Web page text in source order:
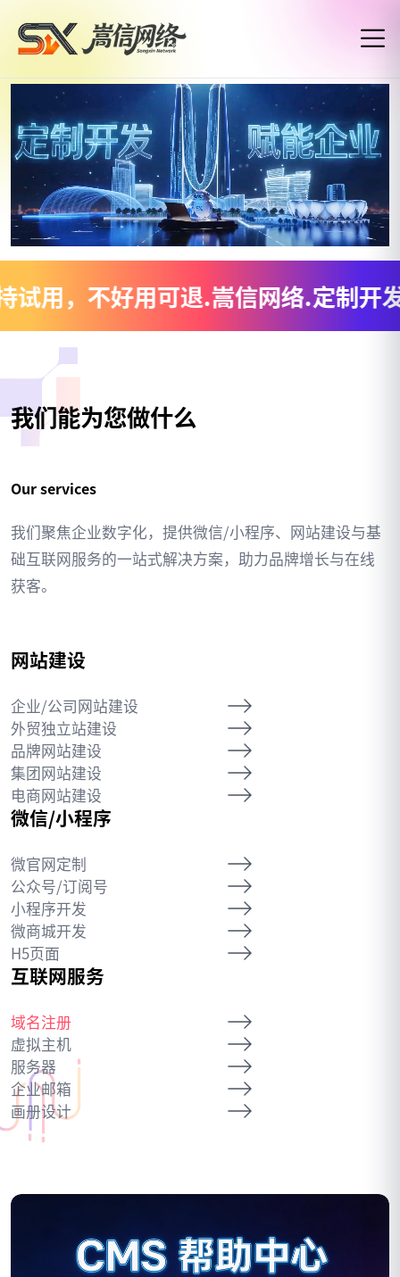
用可退 .嵩信网络.定制开发.数字赋能.
我们能为您做什么
Our services
我们聚焦企业数字化，提供微信/小程序、网站建设与基
础互联网服务的一站式解决方案，助力品牌增长与在线
获客。
网站建设
企业/公司网站建设
外贸独立站建设
品牌网站建设
集团网站建设
电商网站建设
微信/小程序
微官网定制
公众号/订阅号
小程序开发
微商城开发
H5页面
互联网服务
域名注册
虚拟主机
服务器
企业邮箱
画册设计